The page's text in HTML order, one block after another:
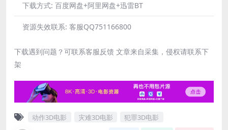
下载方式: 百度网盘+阿里网盘+迅雷BT
资源失效联系: 客服QQ751166800
下载遇到问题？可联系客服反馈 文章来自采集，侵权请联系下
架
动作3D电影 灾难3D电影 犯罪3D电影